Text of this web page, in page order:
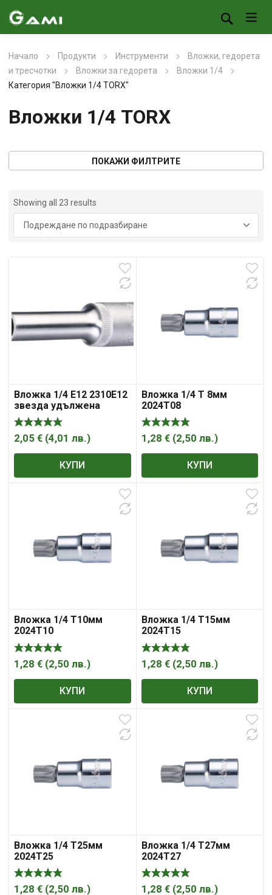
Начало Продукти Инструменти
Вложки, гедорета
и тресчотки
Вложки за гедорета
Вложки 1/4
Категория "Вложки 1/4 TORX"
Вложки 1/4 TORX
ПОКАЖИ ФИЛТРИТЕ
Showing all 23 results
Вложка 1/4 Е12 2310Е12
звезда удължена
2,05 € (4,01 лв.)
КУПИ
Вложка 1/4 Т 8мм
2024Т08
1,28 € (2,50 лв.)
КУПИ
Вложка 1/4 Т10мм
2024Т10
1,28 € (2,50 лв.)
КУПИ
Вложка 1/4 Т15мм
2024Т15
1,28 € (2,50 лв.)
КУПИ
Вложка 1/4 Т25мм
2024Т25
1,28 € (2,50 лв.)
Вложка 1/4 Т27мм
2024Т27
1,28 € (2,50 лв.)